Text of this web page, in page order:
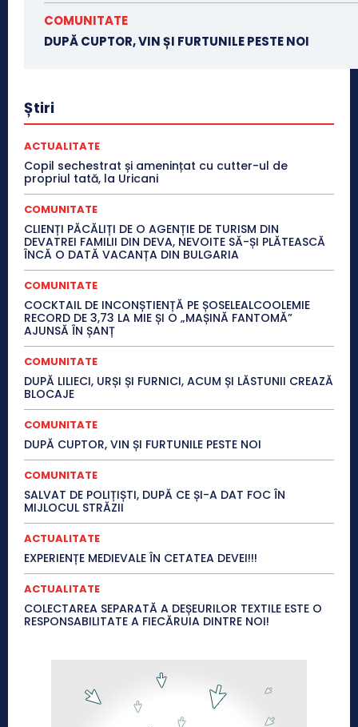
COMUNITATE
DUPĂ CUPTOR, VIN ȘI FURTUNILE PESTE NOI
Știri
ACTUALITATE
Copil sechestrat și amenințat cu cutter-ul de
propriul tată, la Uricani
COMUNITATE
CLIENȚI PĂCĂLIȚI DE O AGENȚIE DE TURISM DIN
DEVATREI FAMILII DIN DEVA, NEVOITE SĂ-ȘI PLĂTEASCĂ
ÎNCĂ O DATĂ VACANȚA DIN BULGARIA
COMUNITATE
COCKTAIL DE INCONȘTIENȚĂ PE ȘOSELEALCOOLEMIE
RECORD DE 3,73 LA MIE ȘI O „MAȘINĂ FANTOMĂ”
AJUNSĂ ÎN ȘANȚ
COMUNITATE
DUPĂ LILIECI, URȘI ȘI FURNICI, ACUM ȘI LĂSTUNII CREAZĂ
BLOCAJE
COMUNITATE
DUPĂ CUPTOR, VIN ȘI FURTUNILE PESTE NOI
COMUNITATE
SALVAT DE POLIȚIȘTI, DUPĂ CE ȘI-A DAT FOC ÎN
MIJLOCUL STRĂZII
ACTUALITATE
EXPERIENȚE MEDIEVALE ÎN CETATEA DEVEI!!!
ACTUALITATE
COLECTAREA SEPARATĂ A DEȘEURILOR TEXTILE ESTE O
RESPONSABILITATE A FIECĂRUIA DINTRE NOI!